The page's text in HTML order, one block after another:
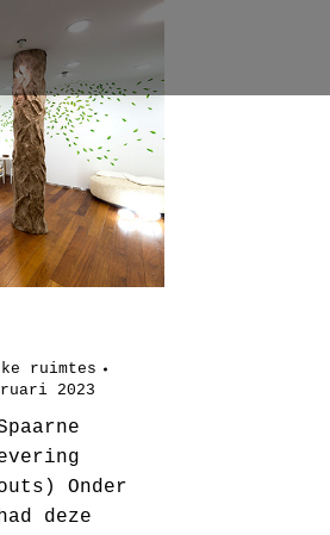
ruimtes
2023
Onder
deze